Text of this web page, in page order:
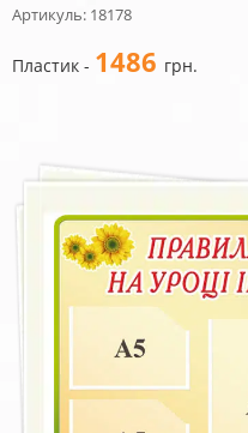
Артикуль: 18178
Пластик - 1486 грн.